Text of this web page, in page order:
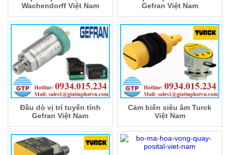
Wachendorff Việt Nam
Gefran Việt Nam
Đầu dò vị trí tuyến tính
Gefran Việt Nam
Cảm biến siêu âm Turck
Việt Nam